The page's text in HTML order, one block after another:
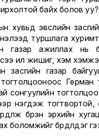
байх болов уу?
хувьд эвслийн
туршлага
газар ажиллах нь
илүү жишиг, хэм
засгийн газар
Герман
сонгуулийн тогтолцоо
нэгдэж
бүрэн эрхийн
боломжийг бүрдүүлдэг